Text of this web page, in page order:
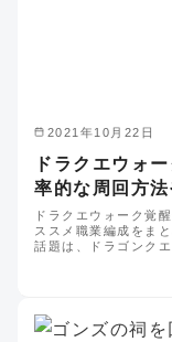
2021年10月22日
ドラクエウォ
率的な周回方
ドラクエウォーク覚
ススメ職業編成をま
話題は、ドラゴンク